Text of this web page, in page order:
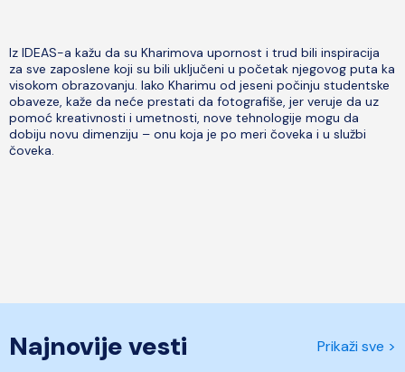
Iz IDEAS-a kažu da su Kharimova upornost i trud bili inspiracija
za sve zaposlene koji su bili uključeni u početak njegovog puta ka
visokom obrazovanju. Iako Kharimu od jeseni počinju studentske
obaveze, kaže da neće prestati da fotografiše, jer veruje da uz
pomoć kreativnosti i umetnosti, nove tehnologije mogu da
dobiju novu dimenziju – onu koja je po meri čoveka i u službi
čoveka.
Najnovije vesti Prikaži sve >